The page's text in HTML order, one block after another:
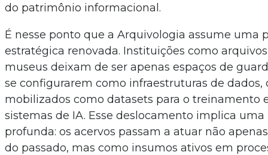
do patrimônio informacional.
É nesse ponto que a Arquivologia assume uma
estratégica renovada. Instituições como
museus deixam de ser apenas espaços de
se configurarem como infraestruturas de dados,
mobilizados como datasets para o treinamento
sistemas de IA. Esse deslocamento implica
profunda: os acervos passam a atuar não
do passado, mas como insumos ativos em